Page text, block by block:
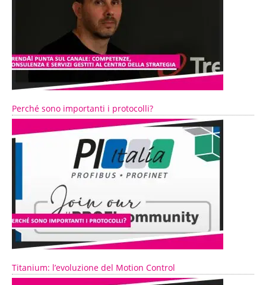
Perché sono importanti i protocolli?
Titanium: l’evoluzione del Motion Control